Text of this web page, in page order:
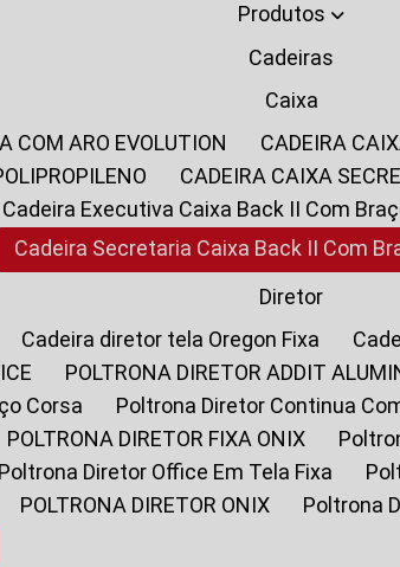
Produtos
Cadeiras
Caixa
COM ARO EVOLUTION
CADEIRA
CADEIRA CAIXA
Cadeira Executiva Caixa Back II Com
Cadeira Secretaria Caixa Back II Com
Diretor
Cadeira diretor tela Oregon Fixa
POLTRONA DIRETOR ADDIT
Corsa
Poltrona Diretor Continua
POLTRONA DIRETOR FIXA ONIX
Poltrona Diretor Office Em Tela Fixa
POLTRONA DIRETOR ONIX
Poltrona